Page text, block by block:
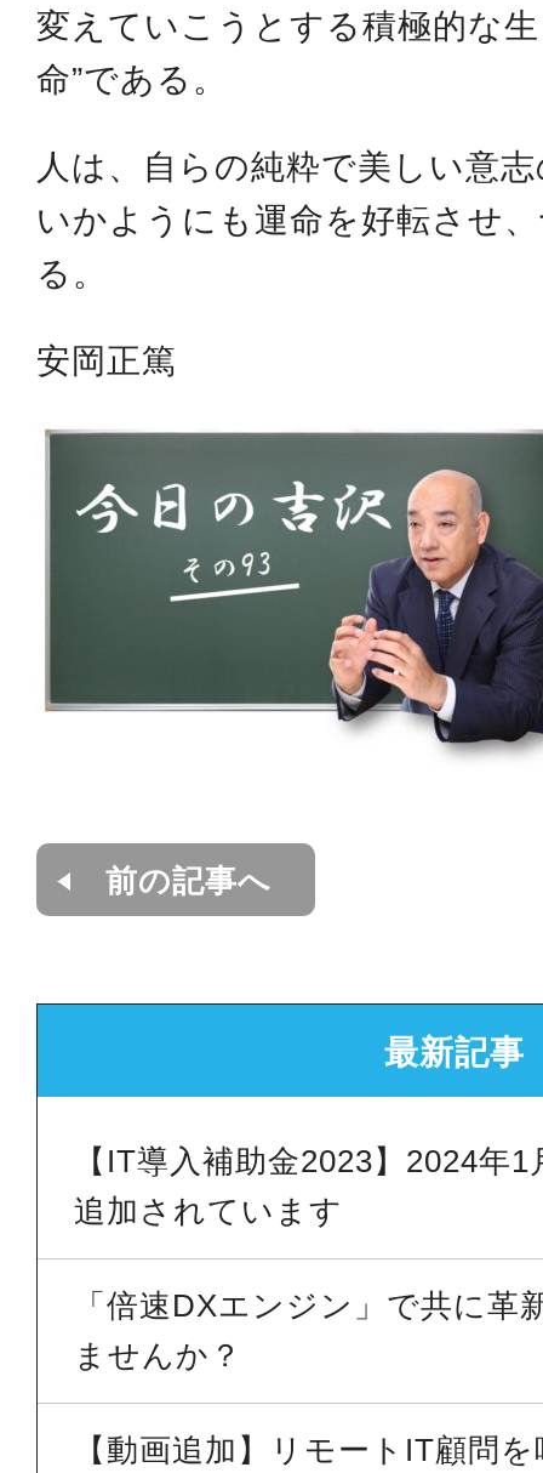
変えていこうとする積極的な
命”である。
人は、自らの純粋で美しい意
いかようにも運命を好転させ
る。
安岡正篤
前の記事へ
最新記事
【IT導入補助金2023】2024年
追加されています
「倍速DXエンジン」で共に革
ませんか？
【動画追加】リモートIT顧問